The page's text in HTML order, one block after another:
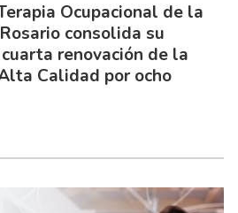
Ocupacional de la
consolida su
renovación de la
Calidad por ocho